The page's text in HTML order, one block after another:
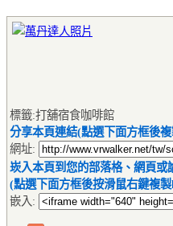
標籤:打舖宿食咖啡館
分享本頁連結(點選下面方框後
網址:
崁入本頁到您的部落格、網頁或
(點選下面方框後按滑鼠右鍵複
嵌入: